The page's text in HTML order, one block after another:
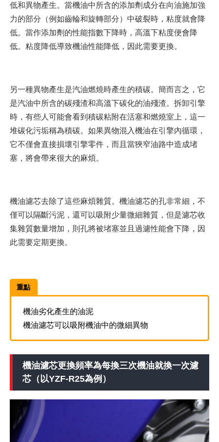
低和異物產生。當機油中所含的添加劑成分在向油施加強
力的部分（例如齒輪和旋轉部分）中破裂時，粘度就會降
低。當作添加劑的性能指數下降時，高溫下粘度便會降
低。粘度降低導致機油性能降低，因此需要更換。
另一種異物產生是汽油燃燒時產生的積碳。簡而言之，它
是汽油中所含的碳殘渣和高溫下碳化的油殘渣。拆卸引擎
時，有些人可能會看到積碳粘附在活塞和燃燒室上，這一
堆碳化污垢稱為積碳。如果異物混入機油在引擎內循環，
它不僅會直接損壞引擎零件，而且當狹窄油路中造成堵
塞，將會帶來很大的麻煩。
機油濾芯去除了這些麻煩雜質。機油濾芯的孔非常細，不
僅可以隔斷污泥，還可以吸附少量微細雜質，但是濾芯收
集雜質數量增加，則孔將被堵塞並且過濾性能會下降，因
此需要定期更換。
重點
機油劣化產生的油泥
機油濾芯可以吸附機油中的微細異物
機油濾芯更換頻率為每換三次機油就換一次濾
芯（以YZF-R25為例）